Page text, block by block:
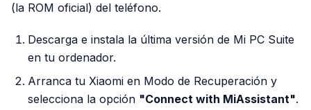
(la ROM oficial) del teléfono.
Descarga e instala la última versión de Mi PC Suite
en tu ordenador.
Arranca tu Xiaomi en Modo de Recuperación y
selecciona la opción "Connect with MiAssistant".